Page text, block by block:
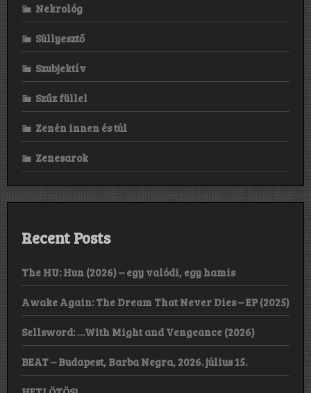
Nekrológ
Süllyesztő
Szubjektív
Szűz füllel
Zenén innen és túl
Zenesarok
Recent Posts
The HU: Hun (2026) – egy valódi, egy hamis
Awake Again: The Dream That Never Dies – EP (2025)
Sellsword: …With Might and Vengeance (2026)
BEAT – Budapest, Barba Negra, 2026. július 15.